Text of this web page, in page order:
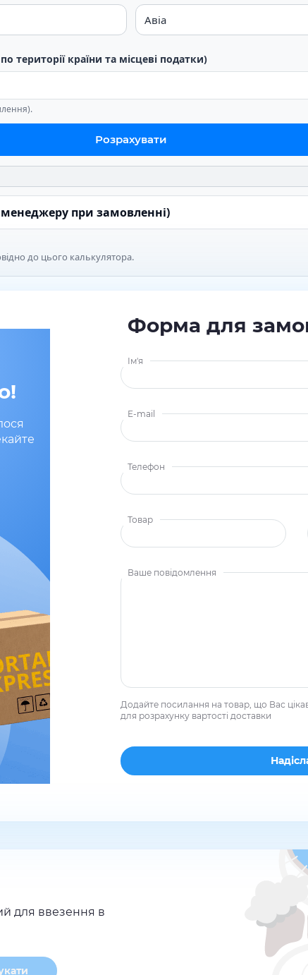
території країни та місцеві податки)
Розрахувати
при замовленні)
до цього калькулятора.
Форма для
Ім'я
E-mail
Телефон
Товар
Ваше повідомлення
Додайте посилання на товар, що Вас
для розрахунку вартості доставки
для ввезення в